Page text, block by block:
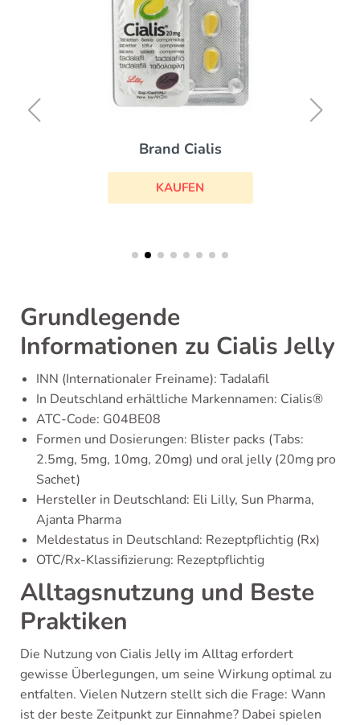
Brand Cialis
KAUFEN
Grundlegende
Informationen zu Cialis Jelly
INN (Internationaler Freiname): Tadalafil
In Deutschland erhältliche Markennamen: Cialis®
ATC-Code: G04BE08
Formen und Dosierungen: Blister packs (Tabs:
2.5mg, 5mg, 10mg, 20mg) und oral jelly (20mg pro
Sachet)
Hersteller in Deutschland: Eli Lilly, Sun Pharma,
Ajanta Pharma
Meldestatus in Deutschland: Rezeptpflichtig (Rx)
OTC/Rx-Klassifizierung: Rezeptpflichtig
Alltagsnutzung und Beste
Praktiken
Die Nutzung von Cialis Jelly im Alltag erfordert
gewisse Überlegungen, um seine Wirkung optimal zu
entfalten. Vielen Nutzern stellt sich die Frage: Wann
ist der beste Zeitpunkt zur Einnahme? Dabei spielen